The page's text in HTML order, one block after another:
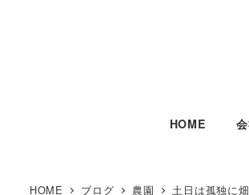
HOME
HOME ブログ 農園 土日は孤独に